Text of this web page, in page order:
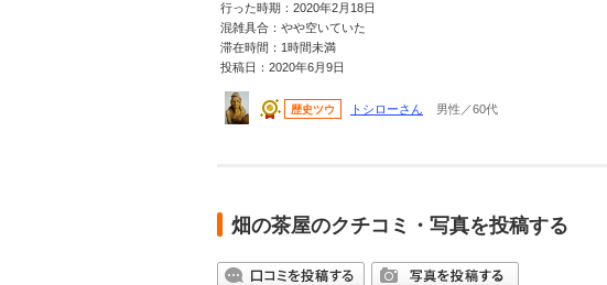
行った時期：2020年2月18日
混雑具合：やや空いていた
滞在時間：1時間未満
投稿日：2020年6月9日
歴史ツウ トシローさん 男性／60代
畑の茶屋のクチコミ・写真を投稿する